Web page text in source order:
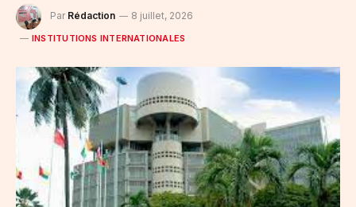
Par Rédaction 8 juillet, 2026
INSTITUTIONS INTERNATIONALES